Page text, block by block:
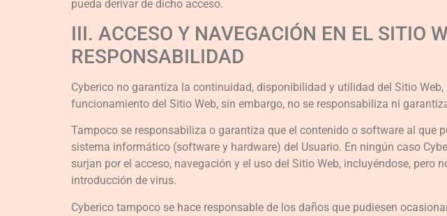
pueda derivar de dicho acceso.
III. ACCESO Y NAVEGACIÓN EN EL SITIO
RESPONSABILIDAD
Cyberico no garantiza la continuidad, disponibilidad y utilidad del Sitio
funcionamiento del Sitio Web, sin embargo, no se responsabiliza ni
Tampoco se responsabiliza o garantiza que el contenido o software al que
sistema informático (software y hardware) del Usuario. En ningún caso
surjan por el acceso, navegación y el uso del Sitio Web, incluyéndose,
introducción de virus.
Cyberico tampoco se hace responsable de los daños que pudiesen